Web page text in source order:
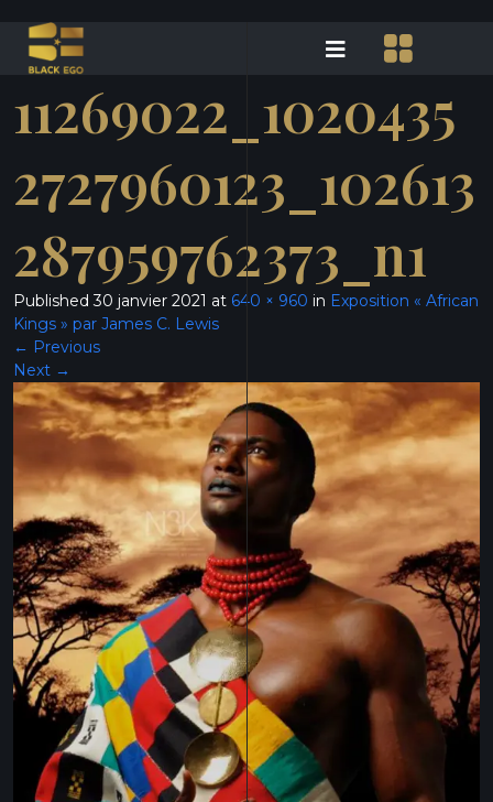
11269022_1020435
2727960123_102613
287959762373_n1
Published30 janvier 2021 at 640 × 960 in Exposition « African
Kings » par James C. Lewis
← Previous
Next →